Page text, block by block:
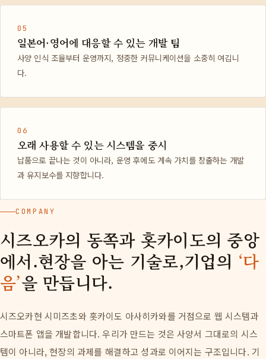
05
일본어·영어에 대응할 수 있는 개발 팀
사양 인식 조율부터 운영까지, 정중한 커뮤니케이션을 소중히 여깁니
다.
06
오래 사용할 수 있는 시스템을 중시
납품으로 끝나는 것이 아니라, 운영 후에도 계속 가치를 창출하는 개발
과 유지보수를 지향합니다.
COMPANY
시즈오카의 동쪽과 홋카이도의 중앙
에서.현장을 아는 기술로,기업의 ‘다
음’을 만듭니다.
시즈오카현 시미즈초와 홋카이도 아사히카와를 거점으로 웹 시스템과
스마트폰 앱을 개발합니다. 우리가 만드는 것은 사양서 그대로의 시스
템이 아니라, 현장의 과제를 해결하고 성과로 이어지는 구조입니다. 기